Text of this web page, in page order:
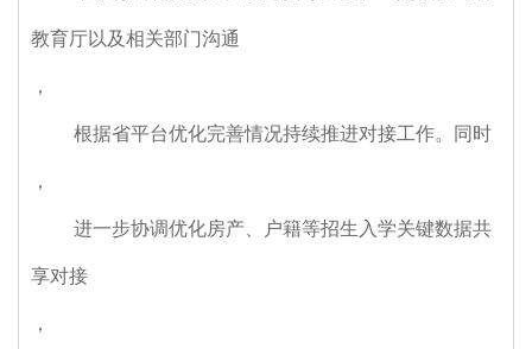
教育厅以及相关部门沟通
，
根据省平台优化完善情况持续推进对接工作。同时
，
进一步协调优化房产、户籍等招生入学关键数据共
享对接
，